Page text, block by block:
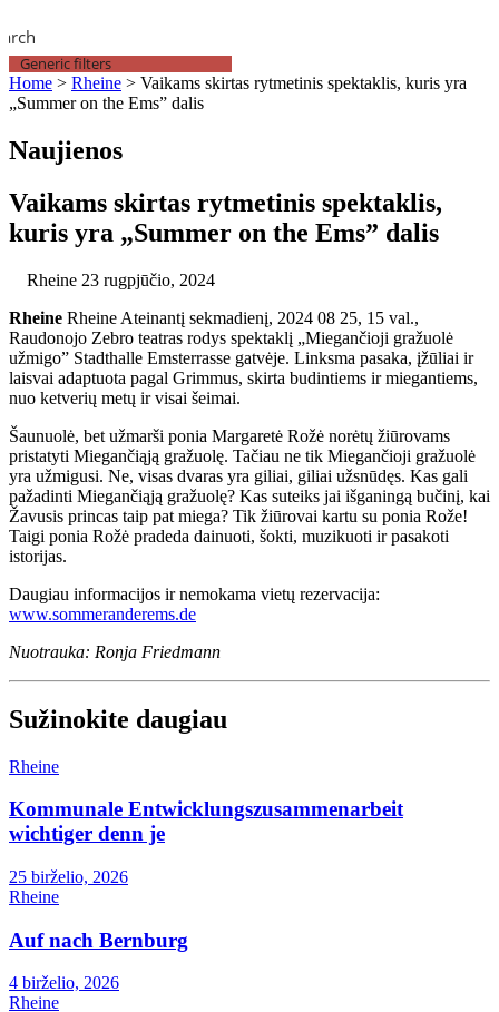
Generic filters
Home > Rheine > Vaikams skirtas rytmetinis spektaklis, kuris yra
„Summer on the Ems” dalis
Naujienos
Vaikams skirtas rytmetinis spektaklis,
kuris yra „Summer on the Ems” dalis
Rheine 23 rugpjūčio, 2024
Rheine Rheine Ateinantį sekmadienį, 2024 08 25, 15 val.,
Raudonojo Zebro teatras rodys spektaklį „Miegančioji gražuolė
užmigo” Stadthalle Emsterrasse gatvėje. Linksma pasaka, įžūliai ir
laisvai adaptuota pagal Grimmus, skirta budintiems ir miegantiems,
nuo ketverių metų ir visai šeimai.
Šaunuolė, bet užmarši ponia Margaretė Rožė norėtų žiūrovams
pristatyti Miegančiąją gražuolę. Tačiau ne tik Miegančioji gražuolė
yra užmigusi. Ne, visas dvaras yra giliai, giliai užsnūdęs. Kas gali
pažadinti Miegančiąją gražuolę? Kas suteiks jai išganingą bučinį, kai
Žavusis princas taip pat miega? Tik žiūrovai kartu su ponia Rože!
Taigi ponia Rožė pradeda dainuoti, šokti, muzikuoti ir pasakoti
istorijas.
Daugiau informacijos ir nemokama vietų rezervacija:
www.sommeranderems.de
Nuotrauka: Ronja Friedmann
Sužinokite daugiau
Rheine
Kommunale Entwicklungszusammenarbeit
wichtiger denn je
25 birželio, 2026
Rheine
Auf nach Bernburg
4 birželio, 2026
Rheine